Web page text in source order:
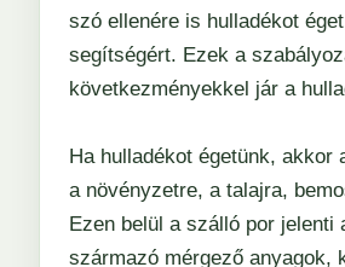
szó ellenére is hulladékot
segítségért. Ezek a
következményekkel jár a
Ha hulladékot égetünk,
a növényzetre, a talajra,
Ezen belül a szálló por jelenti
származó mérgező anyagok,